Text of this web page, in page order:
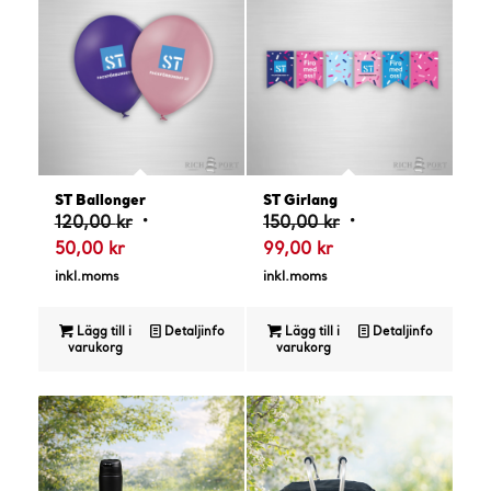
ST Ballonger
120,00kr Det
120,00 kr.
50,00 krDet
är:
inkl.moms
Lägg till i
varukorg
Detaljinfo
ST Girlang
150,00kr Det
150,00 kr.
99,00 krDet
är:
inkl.moms
Lägg till i
varukorg
Detaljinfo